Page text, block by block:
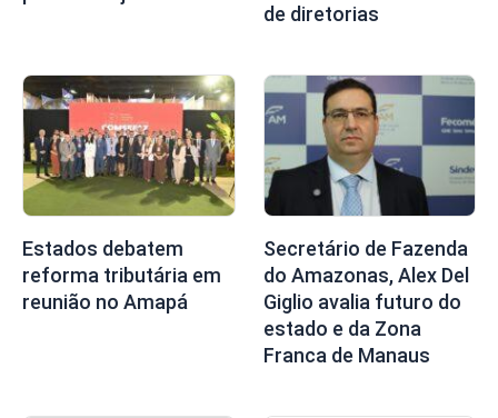
de diretorias
Estados debatem
reforma tributária em
reunião no Amapá
Secretário de Fazenda
do Amazonas, Alex Del
Giglio avalia futuro do
estado e da Zona
Franca de Manaus